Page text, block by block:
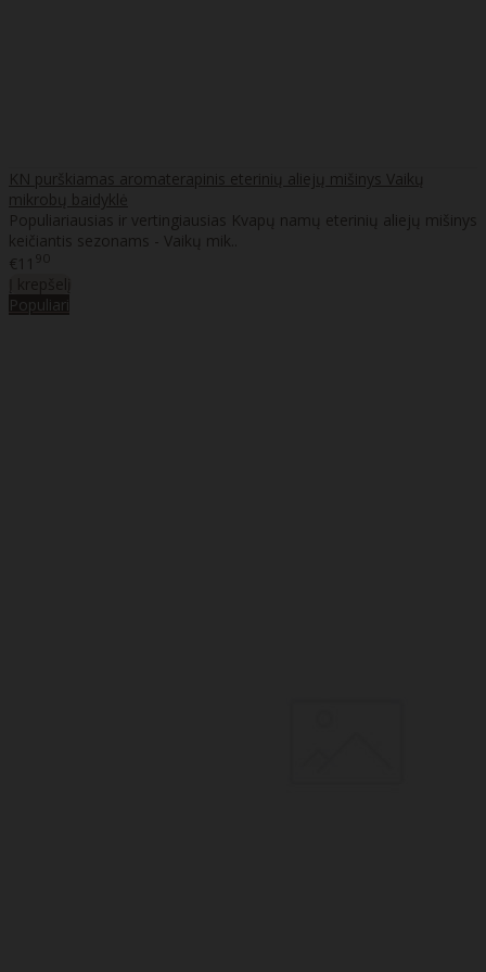
KN purškiamas aromaterapinis eterinių aliejų mišinys Vaikų
mikrobų baidyklė
Populiariausias ir vertingiausias Kvapų namų eterinių aliejų mišinys
keičiantis sezonams - Vaikų mik..
€11 90
Populiari